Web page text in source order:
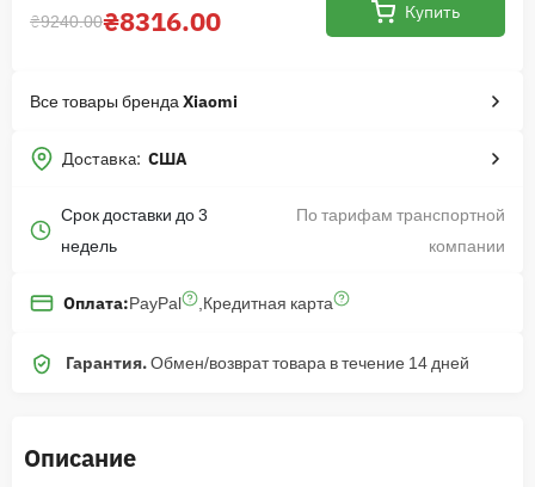
₴9240.00₴8316.00 Купить
Все товары брендаXiaomi
Доставка: США
Срок доставки до 3
недель
По тарифам транспортной
компании
Оплата:PayPal Кредитная карта
Гарантия.Обмен/возврат товара в течение 14 дней
Описание